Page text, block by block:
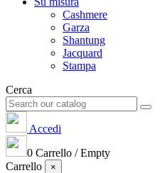
Cashmere
Garza
Shantung
Jacquard
Stampa
Cerca
Accedi
0 Carrello /Empty
Carrello
×